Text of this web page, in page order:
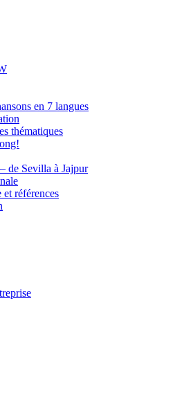
en 7 langues
thématiques
de Sevilla à Jajpur
références